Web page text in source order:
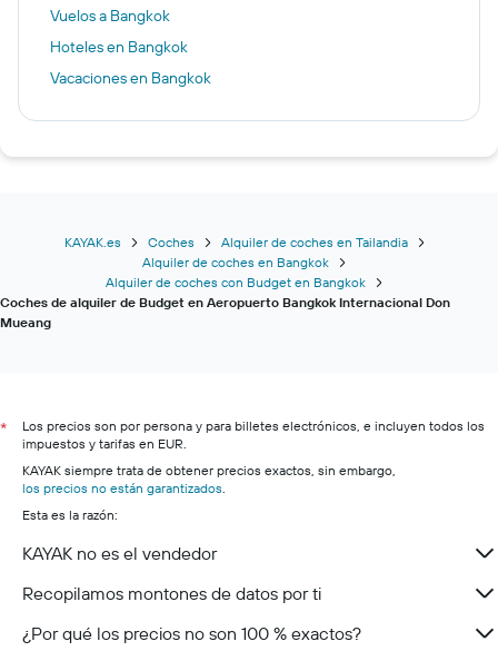
Vuelos a Bangkok
Hoteles en Bangkok
Vacaciones en Bangkok
KAYAK.es Coches
Alquiler de coches en Tailandia
Alquiler de coches en Bangkok
Alquiler de coches con Budget en Bangkok
Coches de alquiler de Budget en Aeropuerto Bangkok Internacional Don
Mueang
*
Los precios son por persona y para billetes electrónicos, e incluyen todos los
impuestos y tarifas en EUR.
KAYAK siempre trata de obtener precios exactos, sin embargo,
los precios no están garantizados
Esta es la razón:
KAYAK no es el vendedor
Recopilamos montones de datos por ti
¿Por qué los precios no son 100 % exactos?